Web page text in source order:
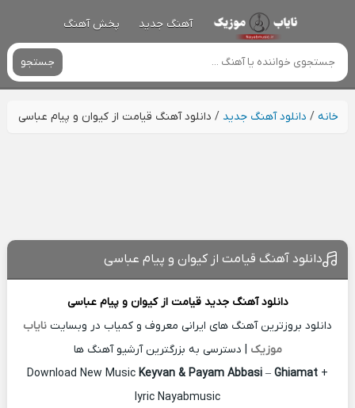
آهنگ جدید پخش آهنگ
جستجو
خانه/ دانلود آهنگ جدید / دانلود آهنگ قیامت از کیوان و پیام عباسی
دانلود آهنگ قیامت از کیوان و پیام عباسی
دانلود آهنگ جدید قیامت ازکیوان و پیام عباسی
دانلود بروزترین آهنگ های ایرانی معروف و کمیاب در وبسایت نایاب
موزیک | دسترسی به بزرگترین آرشیو آهنگ ها
Download New Music Keyvan & Payam Abbasi – Ghiamat +
lyric Nayabmusic